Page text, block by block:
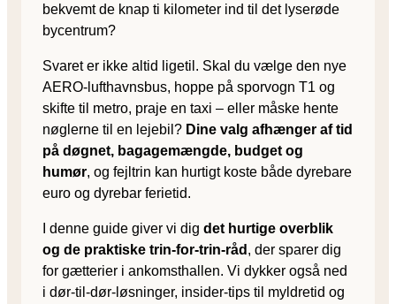
bekvemt de knap ti kilometer ind til det lyserøde
bycentrum?
Svaret er ikke altid ligetil. Skal du vælge den nye
AERO-lufthavnsbus, hoppe på sporvogn T1 og
skifte til metro, praje en taxi – eller måske hente
nøglerne til en lejebil? Dine valg afhænger af tid
på døgnet, bagagemængde, budget og
humør, og fejltrin kan hurtigt koste både dyrebare
euro og dyrebar ferietid.
I denne guide giver vi dig det hurtige overblik
og de praktiske trin-for-trin-råd , der sparer dig
for gætterier i ankomsthallen. Vi dykker også ned
i dør-til-dør-løsninger, insider-tips til myldretid og